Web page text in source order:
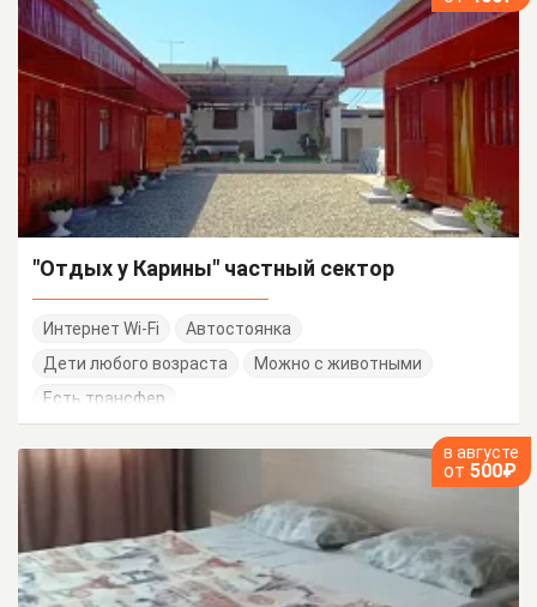
"Отдых у Карины" частный сектор
Интернет Wi-Fi
Автостоянка
Дети любого возраста
Можно с животными
Есть трансфер
в августе
от 500₽